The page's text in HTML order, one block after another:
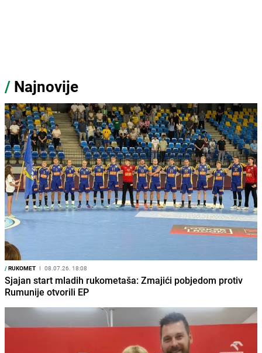
/ Najnovije
/RUKOMET I 08.07.26. 18:08
Sjajan start mladih rukometaša: Zmajići pobjedom protiv
Rumunije otvorili EP